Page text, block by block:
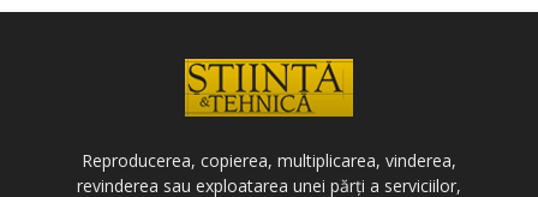
Reproducerea, copierea, multiplicarea, vinderea,
revinderea sau exploatarea unei părți a serviciilor,